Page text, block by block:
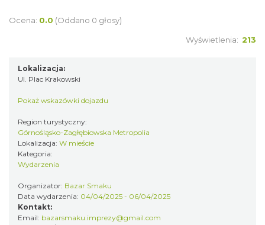
Chorzów
O zbożach, chlebie i ziołach
Chorzów
19.27 km
Ocena: 0.0 (Oddano 0 głosy)
Wyświetlenia: 213
Lokalizacja:
Ul. Plac Krakowski
Pokaż wskazówki dojazdu
Region turystyczny:
Górnośląsko-Zagłębiowska Metropolia
Lokalizacja: W mieście
Kategoria:
Wydarzenia
Organizator: Bazar Smaku
Data wydarzenia: 04/04/2025 - 06/04/2025
Kontakt:
Email: bazarsmaku.imprezy@gmail.com